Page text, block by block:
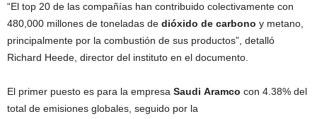
“El top 20 de las compañías han contribuido colectivamente con
480,000 millones de toneladas de dióxido de carbono y metano,
principalmente por la combustión de sus productos”, detalló
Richard Heede, director del instituto en el documento.
El primer puesto es para la empresa Saudi Aramco con 4.38% del
total de emisiones globales, seguido por la